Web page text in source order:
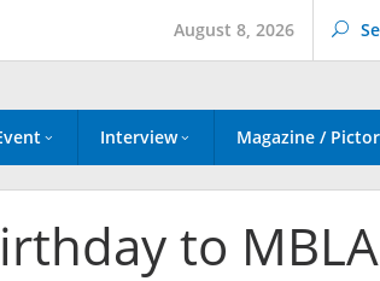
August 8, 2026
Interview Magazine /
to